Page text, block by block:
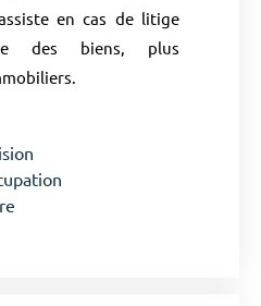
en cas de litige
des biens, plus